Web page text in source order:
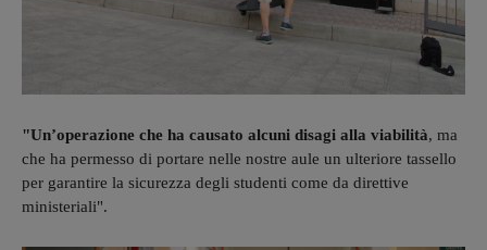
"Un’operazione che ha causato alcuni disagi alla viabilità, ma
che ha permesso di portare nelle nostre aule un ulteriore tassello
per garantire la sicurezza degli studenti come da direttive
ministeriali".